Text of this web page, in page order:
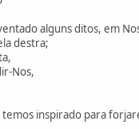
alguns ditos, em
destra;
Nos,
inspirado para